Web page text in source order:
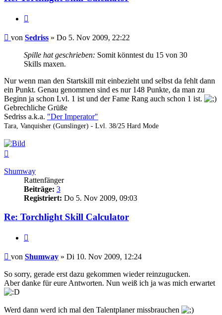
Beitrag
von Sedriss » Do 5. Nov 2009, 22:22
Spille hat geschrieben: Somit könntest du 15 von 30
Skills maxen.
Nur wenn man den Startskill mit einbezieht und selbst da fehlt dann
ein Punkt. Genau genommen sind es nur 148 Punkte, da man zu
Beginn ja schon Lvl. 1 ist und der Fame Rang auch schon 1 ist.
Gebrechliche Grüße
Sedriss a.k.a. "Der Imperator"
Tara, Vanquisher (Gunslinger) - Lvl. 38/25 Hard Mode
Shumway
Rattenfänger
Beiträge: 3
Registriert: Do 5. Nov 2009, 09:03
Re: Torchlight Skill Calculator
Beitrag
von Shumway » Di 10. Nov 2009, 12:24
So sorry, gerade erst dazu gekommen wieder reinzugucken.
Aber danke für eure Antworten. Nun weiß ich ja was mich erwartet
Werd dann werd ich mal den Talentplaner missbrauchen